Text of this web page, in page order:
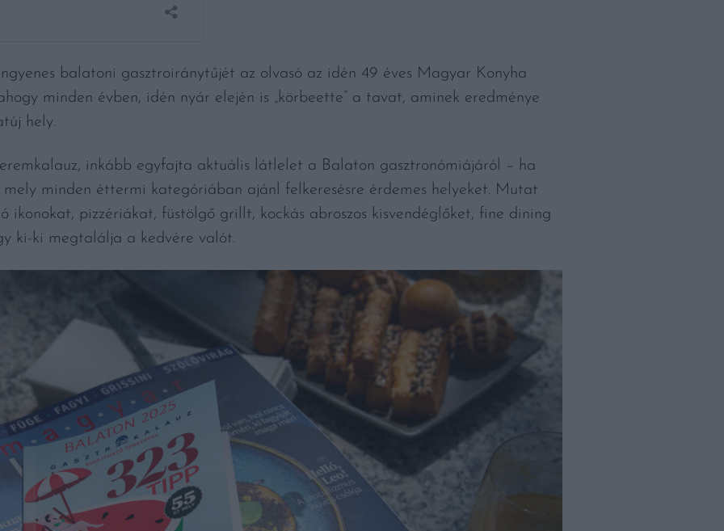
balatoni gasztroiránytűjét az olvasó az idén 49 éves Magyar Konyha
minden évben, idén nyár elején is „körbeette” a tavat, aminek eredménye
hely.
inkább egyfajta aktuális látlelet a Balaton gasztronómiájáról – ha
mely minden éttermi kategóriában ajánl felkeresésre érdemes helyeket. Mutat
ikonokat, pizzériákat, füstölgő grillt, kockás abroszos kisvendéglőket, fine dining
ki-ki megtalálja a kedvére valót.